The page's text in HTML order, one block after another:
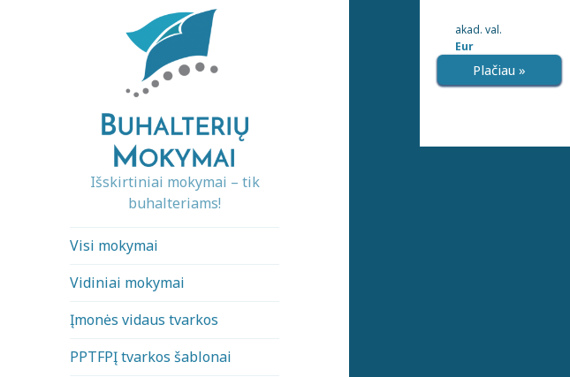
Išskirtiniai mokymai – tik
buhalteriams!
Visi mokymai
Vidiniai mokymai
Įmonės vidaus tvarkos
PPTFPĮ tvarkos šablonai
akad. val.
Eur
Plačiau »